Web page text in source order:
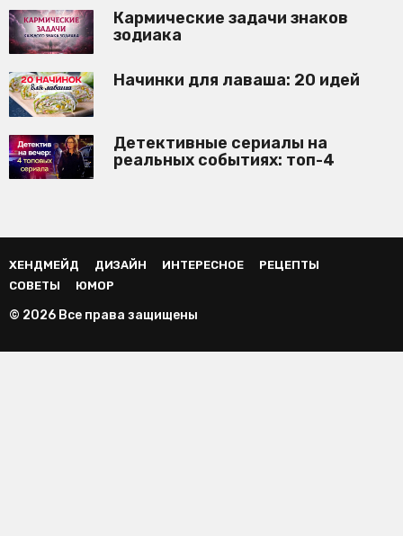
Кармические задачи знаков
зодиака
Начинки для лаваша: 20 идей
Детективные сериалы на
реальных событиях: топ-4
ХЕНДМЕЙД ДИЗАЙН ИНТЕРЕСНОЕ
РЕЦЕПТЫ
СОВЕТЫ
ЮМОР
© 2026 Все права защищены